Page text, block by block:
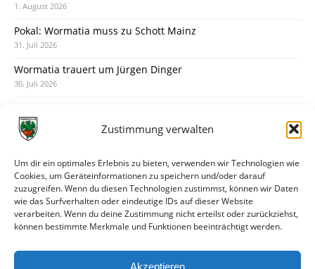
Zustimmung verwalten
Um dir ein optimales Erlebnis zu bieten, verwenden wir Technologien wie
Cookies, um Geräteinformationen zu speichern und/oder darauf
zuzugreifen. Wenn du diesen Technologien zustimmst, können wir Daten
wie das Surfverhalten oder eindeutige IDs auf dieser Website
verarbeiten. Wenn du deine Zustimmung nicht erteilst oder zurückziehst,
können bestimmte Merkmale und Funktionen beeinträchtigt werden.
Akzeptieren
1. August 2026
Pokal: Wormatia muss zu Schott Mainz
31. Juli 2026
Wormatia trauert um Jürgen Dinger
30. Juli 2026
28. Juli 2026
28. Juli 2026
Neue Podcast-Folge: So tickt Björn!
27. Juli 2026
Eindrücke vom Stadionfest
Unterhaltsamer Abschlusstest mit später Niederlage